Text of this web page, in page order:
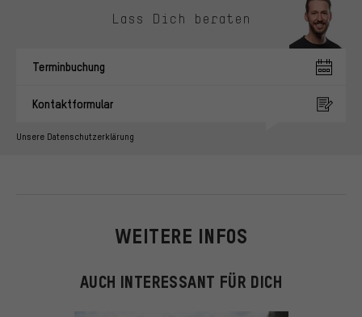
Lass Dich beraten
Terminbuchung
Kontaktformular
Unsere Datenschutzerklärung
WEITERE INFOS
AUCH INTERESSANT FÜR DICH